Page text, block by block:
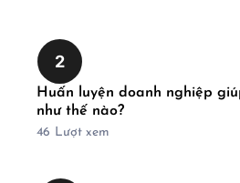
2
Huấn luyện doanh nghiệp
như thế nào?
46 Lượt xem